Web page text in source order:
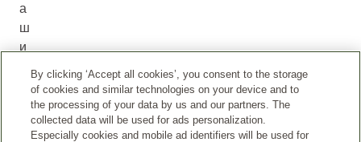
а
ш
и
ъс
ет
By clicking ‘Accept all cookies’, you consent to the storage
of cookies and similar technologies on your device and to
the processing of your data by us and our partners. The
collected data will be used for ads personalization.
Especially cookies and mobile ad identifiers will be used for